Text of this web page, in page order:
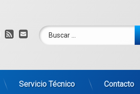
RSSCorreo electrónico
Buscar:
Servicio Técnico Contacto
y Lutris para juegos y programas de Windows.
Comentarios recientes